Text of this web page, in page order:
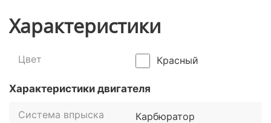
Характеристики
Цвет Красный
Характеристики двигателя
Система впрыска Карбюратор